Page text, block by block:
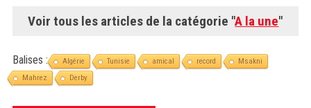
Voir tous les articles de la catégorie "A la une"
Balises : Algérie Tunisie amical record
Msakni
Mahrez
Derby